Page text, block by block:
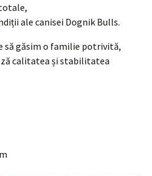
ale canisei Dognik Bulls.
găsim o familie potrivită,
calitatea și stabilitatea